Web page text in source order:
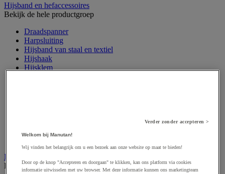
Hijsband en hefaccessoires
Bekijk de hele productgroep
Draadspanner
Harpsluiting
Hijsband van staal en textiel
Hijshaak
Hijsklem
Touw en draad
Industriële en magazijnstellingen
Bekijk de hele productgroep
Verder zonder accepteren >
Welkom bij Manutan!
Wij vinden het belangrijk om u een bezoek aan onze website op maat te bieden!
Door op de knop "Accepteren en doorgaan" te klikken, kan ons platform via cookies
informatie uitwisselen met uw browser. Met deze informatie kunnen ons marketingteam